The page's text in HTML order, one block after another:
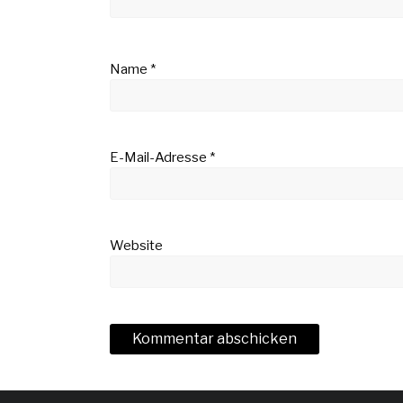
Name *
E-Mail-Adresse *
Website